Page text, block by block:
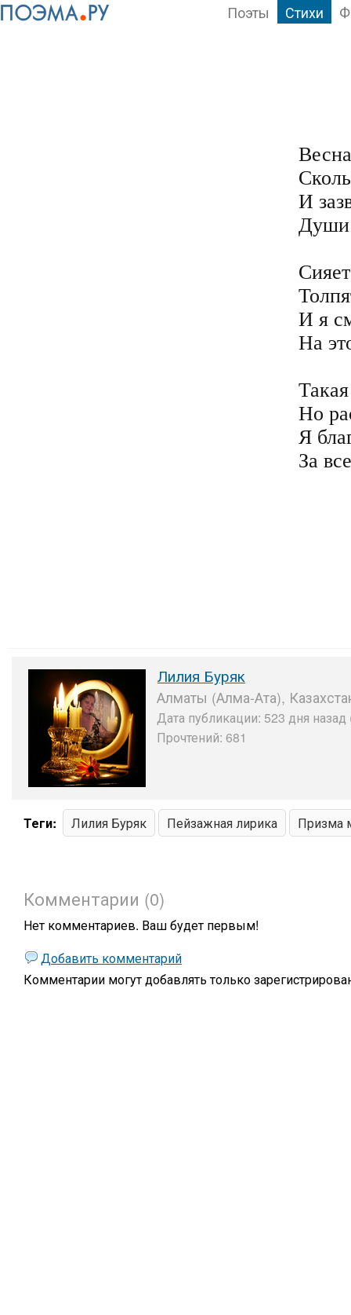
Поэты Стихи
И
Души
И я
На
Но
Я
За
Лилия Буряк
Алматы (Алма-Ата),
Дата публикации: 523 дня назад
Прочтений: 681
Теги: Лилия Буряк Пейзажная лирика Призма
Комментарии (0)
Нет комментариев. Ваш будет первым!
Добавить комментарий
Комментарии могут добавлять только